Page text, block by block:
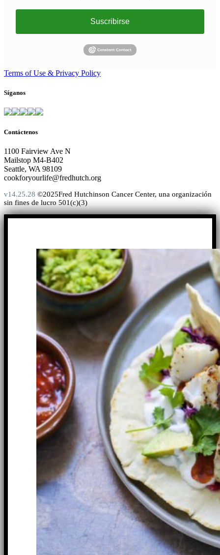
Suscribirse
Terms of Use & Privacy Policy
Síganos
Contáctenos
1100 Fairview Ave N
Mailstop M4-B402
Seattle, WA 98109
cookforyourlife@fredhutch.org
v14.25.28 ©2025Fred Hutchinson Cancer Center, una organización
sin fines de lucro 501(c)(3)